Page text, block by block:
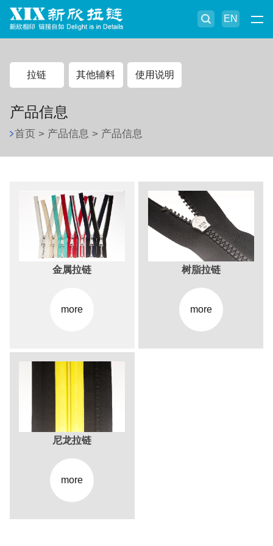
EN
拉链 其他辅料 使用说明
产品信息
首页> 产品信息 > 产品信息
金属拉链
more
树脂拉链
more
尼龙拉链
more